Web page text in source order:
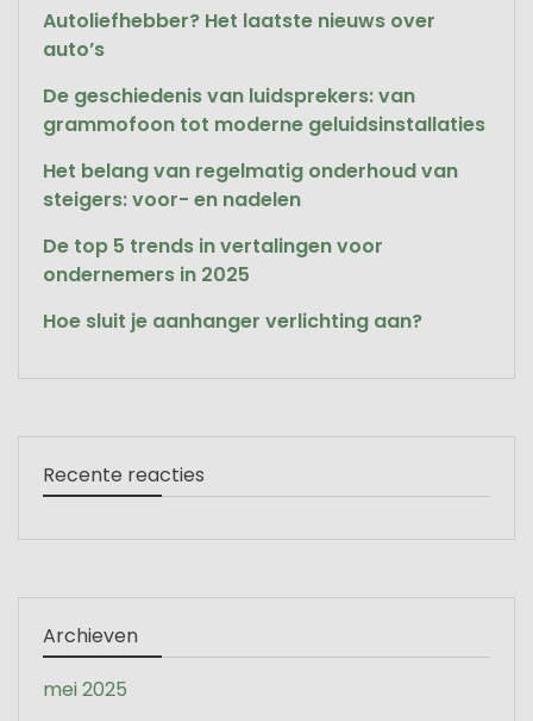
Autoliefhebber? Het laatste nieuws over
auto’s
De geschiedenis van luidsprekers: van
grammofoon tot moderne geluidsinstallaties
Het belang van regelmatig onderhoud van
steigers: voor- en nadelen
De top 5 trends in vertalingen voor
ondernemers in 2025
Hoe sluit je aanhanger verlichting aan?
Recente reacties
Archieven
mei 2025